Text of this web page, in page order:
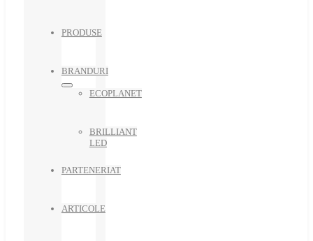
PRODUSE
BRANDURI
ECOPLANET
BRILLIANT
LED
PARTENERIAT
ARTICOLE